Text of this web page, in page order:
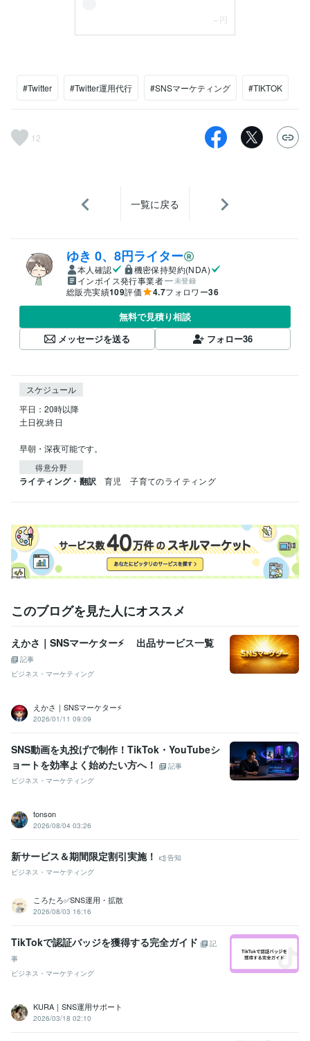
#Twitter #Twitter運用代行 #SNSマーケティング #TIKTOK
12
一覧に戻る
ゆき 0、8円ライター
本人確認
機密保持契約(NDA)
インボイス発行事業者
未登録
総販売実績109評価 4.7フォロワー36
無料で見積り相談
メッセージを送る
フォロー36
スケジュール
平日：20時以降
土日祝:終日
早朝・深夜可能です。
得意分野
ライティング・翻訳 育児　子育てのライティング
このブログを見た人にオススメ
えかさ｜SNSマーケター⚡ 出品サービス一覧
記事
ビジネス・マーケティング
えかさ｜SNSマーケター⚡
2026/01/11 09:09
SNS動画を丸投げで制作！TikTok・YouTubeシ
ョートを効率よく始めたい方へ！
記事
ビジネス・マーケティング
tonson
2026/08/04 03:26
新サービス＆期間限定割引実施！
告知
ビジネス・マーケティング
ころたろ✅SNS運用・拡散
2026/08/03 16:16
TikTokで認証バッジを獲得する完全ガイド
記
事
ビジネス・マーケティング
KURA｜SNS運用サポート
2026/03/18 02:10